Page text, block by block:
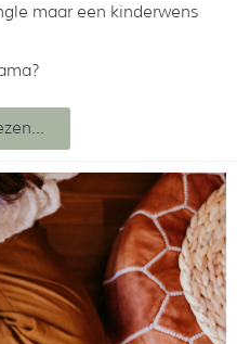
maar een kinderwens